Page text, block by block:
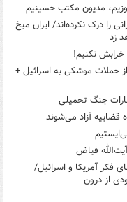
مدیون مکتب حسینیم
را درک نکرده‌اند/ ایران میخ
زد
نکنیم!
حملات موشکی به اسرائیل +
جنگ تحمیلی
فیاض
فکر آمریکا و اسرائیل/
از درون